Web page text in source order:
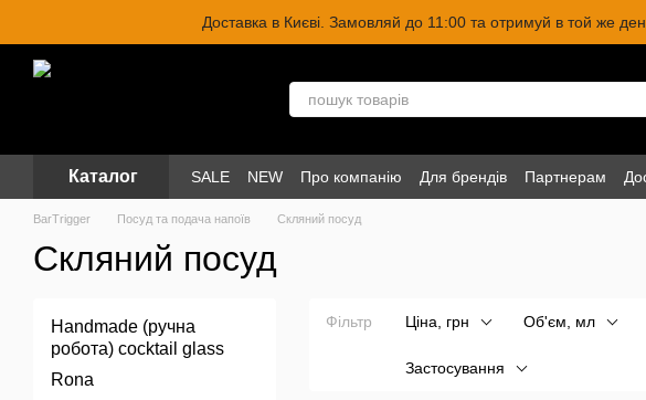
Перейти до основного контентуДоставка в Києві. Замовляй до 11:00 та отримуй в той же
Каталог SALE NEW Про компанію Для брендів Партнерам
BarTrigger Посуд та подача напоїв Скляний посуд
Скляний посуд
Фільтр Ціна, грн Об'єм, мл
Застосування
Handmade (ручна
робота) cocktail glass
Rona